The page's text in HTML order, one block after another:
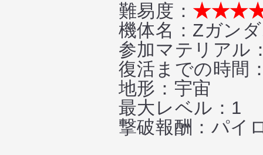
難易度：
機体名：Zガン
参加マテリアル
復活までの時間
地形：宇宙
最大レベル：1
撃破報酬：パイ